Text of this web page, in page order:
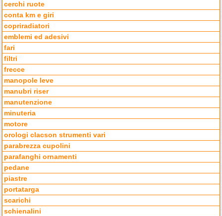
cerchi ruote
conta km e giri
copriradiatori
emblemi ed adesivi
fari
filtri
frecce
manopole leve
manubri riser
manutenzione
minuteria
motore
orologi clacson strumenti vari
parabrezza cupolini
parafanghi ornamenti
pedane
piastre
portatarga
scarichi
schienalini